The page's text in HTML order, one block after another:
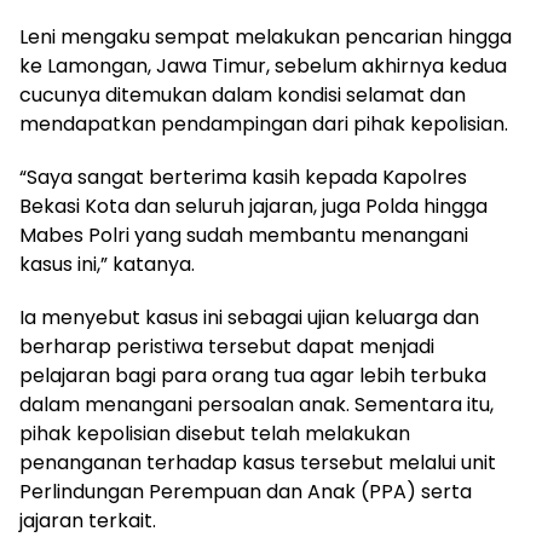
Leni mengaku sempat melakukan pencarian hingga
ke Lamongan, Jawa Timur, sebelum akhirnya kedua
cucunya ditemukan dalam kondisi selamat dan
mendapatkan pendampingan dari pihak kepolisian.
“Saya sangat berterima kasih kepada Kapolres
Bekasi Kota dan seluruh jajaran, juga Polda hingga
Mabes Polri yang sudah membantu menangani
kasus ini,” katanya.
Ia menyebut kasus ini sebagai ujian keluarga dan
berharap peristiwa tersebut dapat menjadi
pelajaran bagi para orang tua agar lebih terbuka
dalam menangani persoalan anak. Sementara itu,
pihak kepolisian disebut telah melakukan
penanganan terhadap kasus tersebut melalui unit
Perlindungan Perempuan dan Anak (PPA) serta
jajaran terkait.